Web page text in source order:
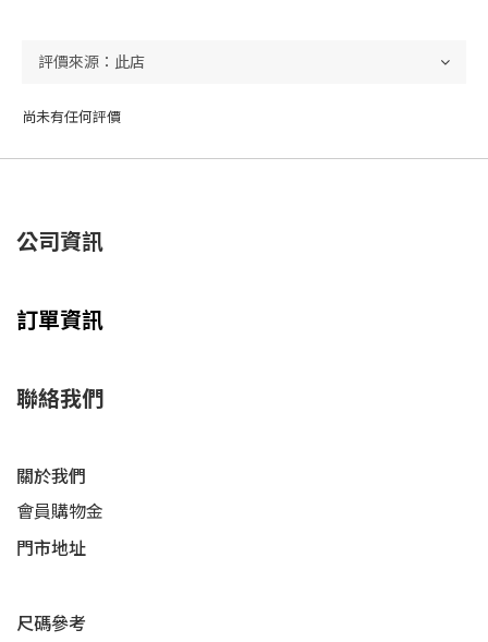
尚未有任何評價
公司資訊
訂單資訊
聯絡我們
關於我們
會員購物金
門市地址
尺碼參考